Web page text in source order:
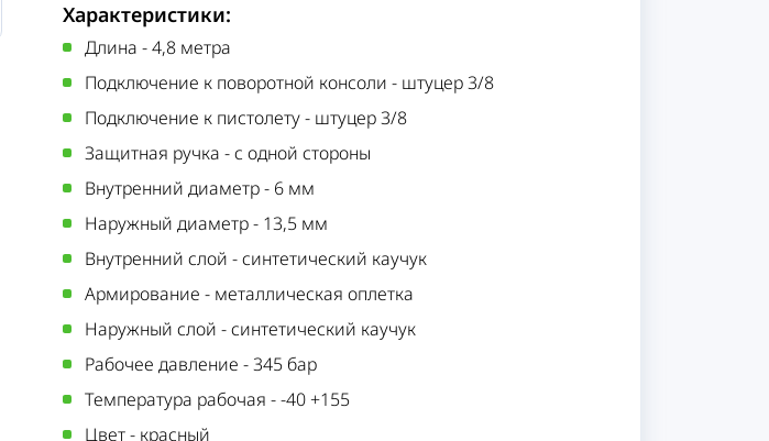
Характеристики:
Длина -4,8 метра
Подключение к поворотной консоли - штуцер 3/8
Подключение к пистолету- штуцер 3/8
Защитная ручка -с одной стороны
Внутренний диаметр- 6 мм
Наружный диаметр- 13,5 мм
Внутренний слой -синтетический каучук
Армирование - металлическая оплетка
Наружный слой -синтетический каучук
Рабочее давление -345 бар
Температура рабочая --40 +155
Цвет- красный